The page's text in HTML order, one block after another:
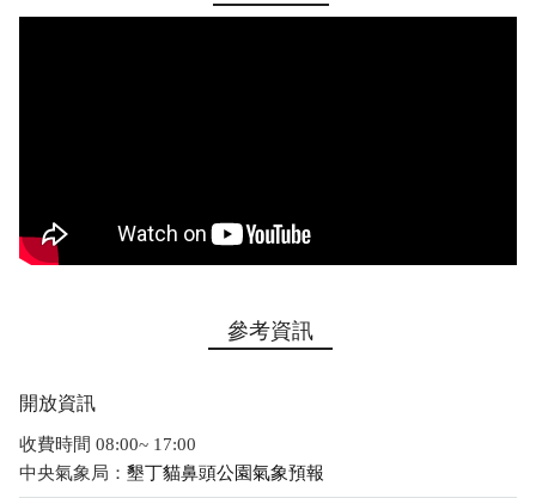
參考資訊
開放資訊
收費時間 08:00~ 17:00
中央氣象局： 墾丁貓鼻頭公園氣象預報